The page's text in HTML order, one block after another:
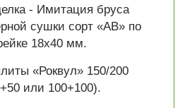
- Имитация бруса
сушки сорт «АВ» по
18х40 мм.
«Роквул» 150/200
или 100+100).